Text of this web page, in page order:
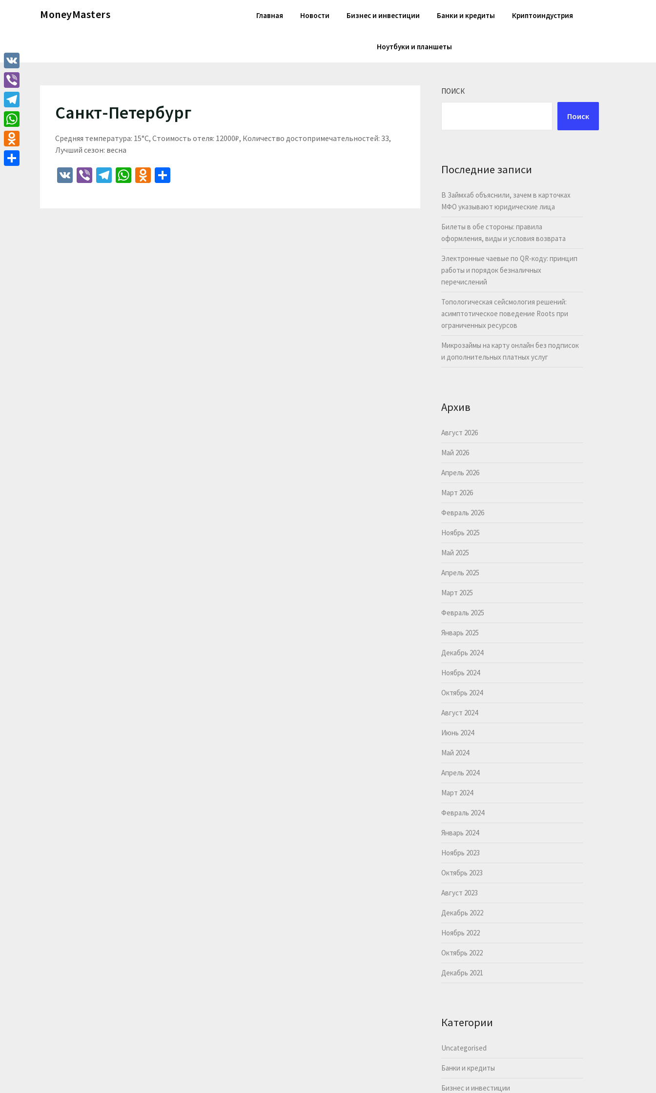
MoneyMasters Главная Новости Бизнес и инвестиции Банки и кредиты Криптоиндустрия
Ноутбуки и планшеты
Санкт-Петербург
Средняя температура: 15°C, Стоимость отеля: 12000₽, Количество достопримечательностей: 33,
Лучший сезон: весна
VK ViberTelegram
WhatsApp
Odnoklassniki
ПОИСК
Поиск
Последние записи
В Займхаб объяснили, зачем в карточках
МФО указывают юридические лица
Билеты в обе стороны: правила
оформления, виды и условия возврата
Электронные чаевые по QR-коду: принцип
работы и порядок безналичных
перечислений
Топологическая сейсмология решений:
асимптотическое поведение Roots при
ограниченных ресурсов
Микрозаймы на карту онлайн без подписок
и дополнительных платных услуг
Архив
Август 2026
Май 2026
Апрель 2026
Март 2026
Февраль 2026
Ноябрь 2025
Май 2025
Апрель 2025
Март 2025
Февраль 2025
Январь 2025
Декабрь 2024
Ноябрь 2024
Октябрь 2024
Август 2024
Июнь 2024
Май 2024
Апрель 2024
Март 2024
Февраль 2024
Январь 2024
Ноябрь 2023
Октябрь 2023
Август 2023
Декабрь 2022
Ноябрь 2022
Октябрь 2022
Декабрь 2021
Категории
Uncategorised
Банки и кредиты
Бизнес и инвестиции
VK
Viber
Telegram
WhatsApp
Odnoklassniki